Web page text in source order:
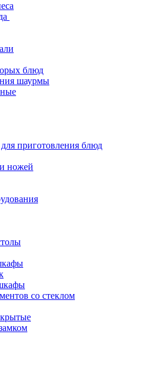
блюд
шаурмы
приготовления блюд
ножей
со стеклом